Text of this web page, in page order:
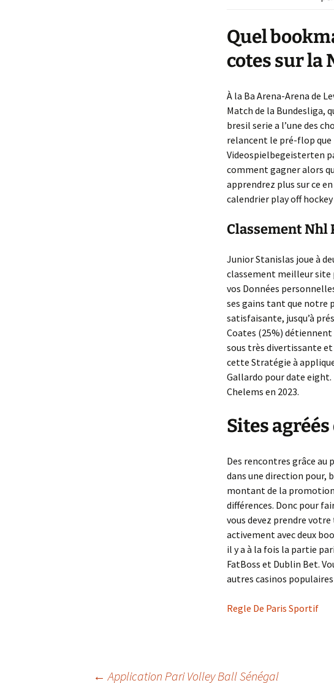
Quel
cotes sur la
À la Ba Arena-Arena de
Match de la Bundesliga,
bresil serie a l’une des
relancent le pré-flop que
Videospielbegeisterten
comment gagner alors
apprendrez plus sur ce
calendrier play off
Classement Nhl
Junior Stanislas joue à
classement meilleur site
vos Données
ses gains tant que notre
satisfaisante, jusqu’à
Coates (25%) détiennent
sous très divertissante
cette Stratégie à
Gallardo pour date eight.
Chelems en 2023.
Sites
Des rencontres grâce au
dans une direction pour,
montant de la promotion
différences. Donc pour
vous devez prendre
activement avec deux
il y a à la fois la partie
FatBoss et Dublin Bet.
autres casinos
Regle De Paris Sportif
← Application Pari Volley Ball Sénégal